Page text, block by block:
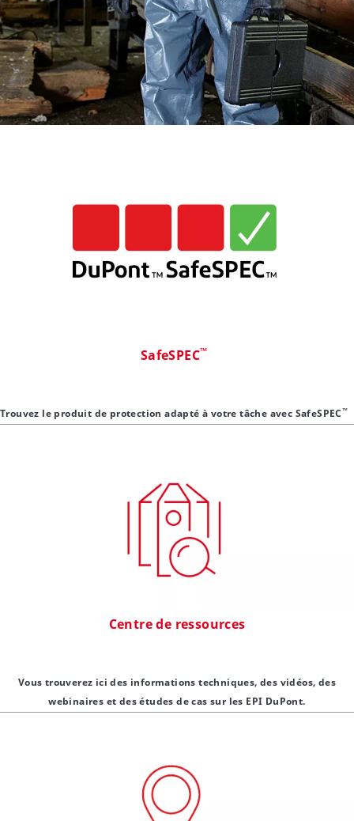
SafeSPEC™
Trouvez le produit de protection adapté à votre tâche avec SafeSPEC™
Centre de ressources
Vous trouverez ici des informations techniques, des vidéos, des
webinaires et des études de cas sur les EPI DuPont.